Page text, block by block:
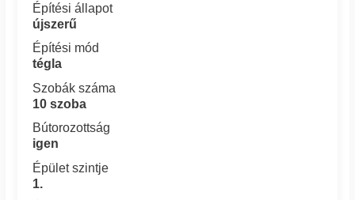
Építési állapot
újszerű
Építési mód
tégla
Szobák száma
10 szoba
Bútorozottság
igen
Épület szintje
1.